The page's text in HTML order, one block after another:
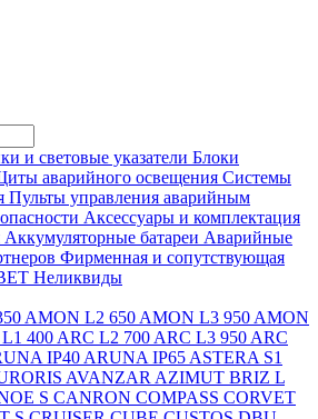
и световые указатели Блоки
аварийного освещения Системы
Пульты управления аварийным
Аксессуары и комплектация
Аккумуляторные батареи Аварийные
Фирменная и сопутствующая
Неликвиды
AMON L2 650 AMON L3 950 AMON
400 ARC L2 700 ARC L3 950 ARC
IP40 ARUNA IP65 ASTERA S1
AVANZAR AZIMUT BRIZ L
S CANRON COMPASS CORVET